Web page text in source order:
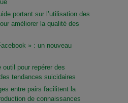
portant sur l’utilisation des
améliorer la qualité des
» : un nouveau
outil pour repérer des
tendances suicidaires
entre pairs facilitent la
de connaissances